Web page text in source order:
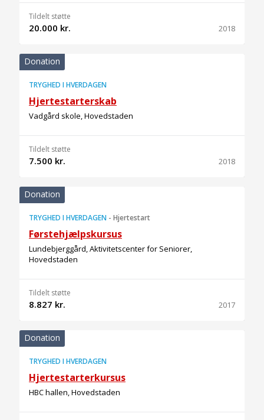
Tildelt støtte
20.000 kr. 2018
Donation
TRYGHED I HVERDAGEN
Hjertestarterskab
Vadgård skole, Hovedstaden
Tildelt støtte
7.500 kr. 2018
Donation
TRYGHED I HVERDAGEN - Hjertestart
Førstehjælpskursus
Lundebjerggård, Aktivitetscenter for Seniorer,
Hovedstaden
Tildelt støtte
8.827 kr. 2017
Donation
TRYGHED I HVERDAGEN
Hjertestarterkursus
HBC hallen, Hovedstaden